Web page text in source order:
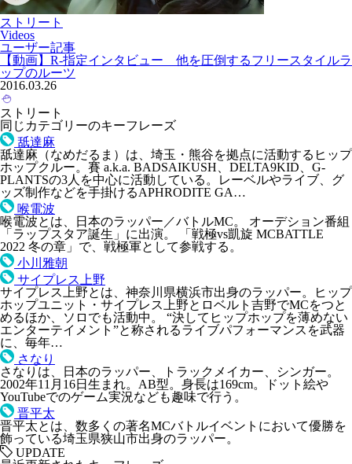
ストリート
Videos
ユーザー記事
【動画】R-指定インタビュー 他を圧倒するフリースタイルラ
ップのルーツ
2016.03.26
ストリート
同じカテゴリーのキーフレーズ
舐達麻
舐達麻（なめだるま）は、埼玉・熊谷を拠点に活動するヒップ
ホップクルー。賽 a.k.a. BADSAIKUSH、DELTA9KID、G-
PLANTSの3人を中心に活動している。レーベルやライブ、グ
ッズ制作などを手掛けるAPHRODITE GA…
喉電波
喉電波とは、日本のラッパー／バトルMC。 オーデション番組
「ラップスタア誕生」に出演。 「戦極vs凱旋 MCBATTLE
2022 冬の章」で、戦極軍として参戦する。
小川雅朝
サイプレス上野
サイプレス上野とは、神奈川県横浜市出身のラッパー。ヒップ
ホップユニット・サイプレス上野とロベルト吉野でMCをつと
めるほか、ソロでも活動中。 “決してヒップホップを薄めない
エンターテイメント”と称されるライブパフォーマンスを武器
に、毎年…
さなり
さなりは、日本のラッパー、トラックメイカー、シンガー。
2002年11月16日生まれ。AB型。身長は169cm。ドット絵や
YouTubeでのゲーム実況なども趣味で行う。
晋平太
晋平太とは、数多くの著名MCバトルイベントにおいて優勝を
飾っている埼玉県狭山市出身のラッパー。
UPDATE